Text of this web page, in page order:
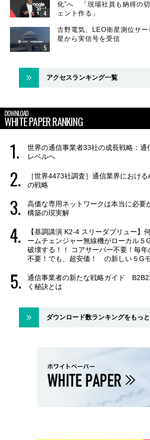
化”へ 「現場社員も納得の
ェント作る」
古野電気、LEO衛星測位サ
星から実信号を受信
アクセスランキング一覧
DOWNLOAD
WHITE PAPER RANKING
世界の通信事業者33社の成長戦略：通
レベルへ
［世界4473社調査］通信業界におけ
の戦略
高価な専用ネットワークは本当に必要
構築の現実解
【基調講演 K2-4 スリーダブリュー】
ームチェンジャー無線機がローカル５
破壊する！！ コアサーバー不要！毎年
不要！でも、超安価！ の新しい５G
通信事業者の新たな戦略ガイド
く秘訣とは
ダウンロード数ランキングをもっ